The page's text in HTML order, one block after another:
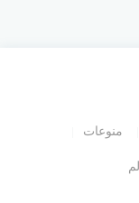
منوعات